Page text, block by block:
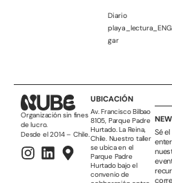
Diario
playa_lectura_ENG
gar
Organización sin fines
de lucro.
Desde el 2014 – Chile.
UBICACIÓN
Av. Francisco Bilbao
8105, Parque Padre
Hurtado. La Reina,
Chile. Nuestro taller
se ubica en el
Parque Padre
Hurtado bajo el
convenio de
Sé